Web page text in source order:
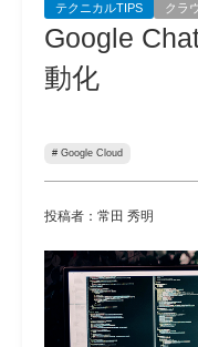
テクニカルTIPS クラ
Google
動化
# Google Cloud
投稿者：常田 秀明